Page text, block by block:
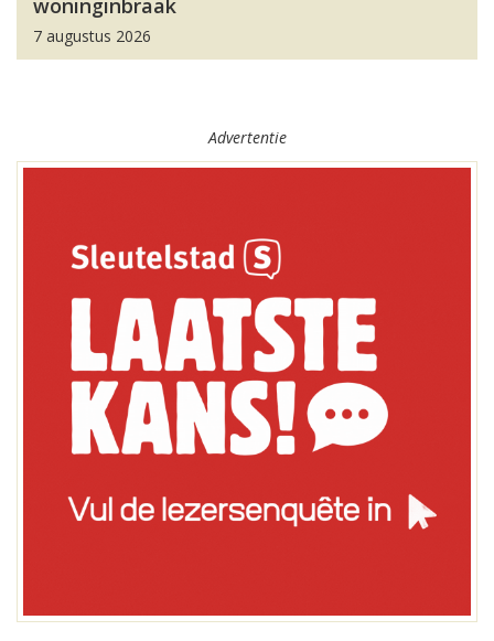
woninginbraak
7 augustus 2026
Advertentie